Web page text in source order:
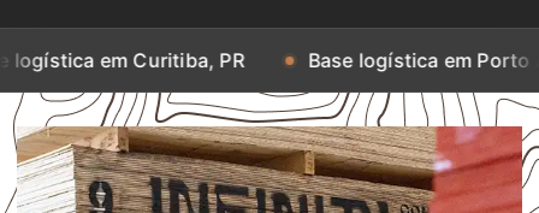
Curitiba, PR Base logística em Porto Alegre, RS